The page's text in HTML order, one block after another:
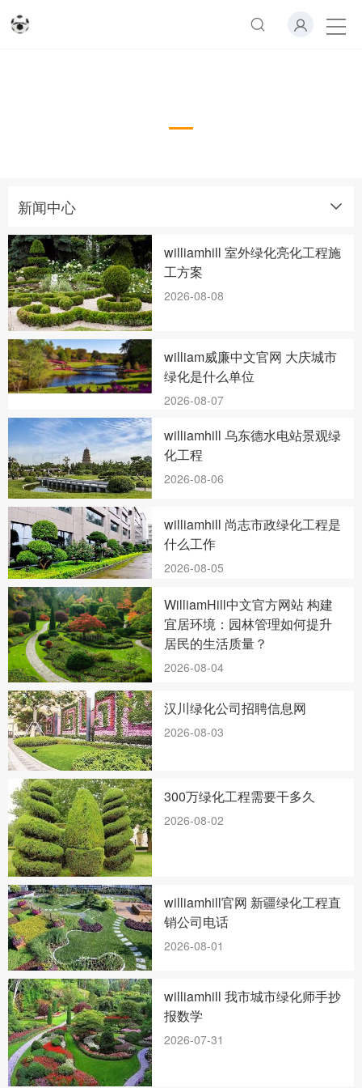
新闻中心
williamhill 室外绿化亮化工程施
工方案
2026-08-08
william威廉中文官网 大庆城市
绿化是什么单位
2026-08-07
williamhill 乌东德水电站景观绿
化工程
2026-08-06
williamhill 尚志市政绿化工程是
什么工作
2026-08-05
WilliamHill中文官方网站 构建
宜居环境：园林管理如何提升
居民的生活质量？
2026-08-04
汉川绿化公司招聘信息网
2026-08-03
300万绿化工程需要干多久
2026-08-02
williamhill官网 新疆绿化工程直
销公司电话
2026-08-01
williamhill 我市城市绿化师手抄
报数学
2026-07-31